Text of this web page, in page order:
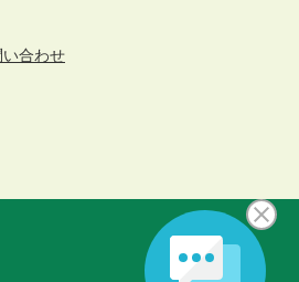
合わせ